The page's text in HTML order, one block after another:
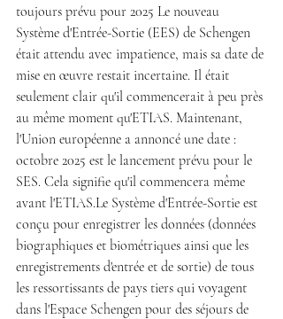
toujours prévu pour 2025 Le nouveau
Système d'Entrée-Sortie (EES) de Schengen
était attendu avec impatience, mais sa date de
mise en œuvre restait incertaine. Il était
seulement clair qu'il commencerait à peu près
au même moment qu'ETIAS. Maintenant,
l'Union européenne a annoncé une date :
octobre 2025 est le lancement prévu pour le
SES. Cela signifie qu'il commencera même
avant l'ETIAS.Le Système d'Entrée-Sortie est
conçu pour enregistrer les données (données
biographiques et biométriques ainsi que les
enregistrements d'entrée et de sortie) de tous
les ressortissants de pays tiers qui voyagent
dans l'Espace Schengen pour des séjours de